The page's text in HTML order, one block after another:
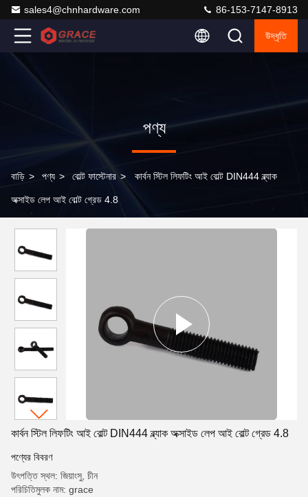
sales4@chnhardware.com 86-153-7147-8913
উদ্ধৃতি
পণ্য
বাড়ি > পণ্য > বোল্ট ফাস্টেনার > কার্বন স্টিল লিফটিং আই বোল্ট DIN444 ব্ল্যাক
অক্সাইড লেপ আই বোল্ট গ্রেড 4.8
কার্বন স্টিল লিফটিং আই বোল্ট DIN444 ব্ল্যাক অক্সাইড লেপ আই বোল্ট গ্রেড 4.8
পণ্যের বিবরণ
উৎপত্তি স্থল: জিয়াংসু, চীন
পরিচিতিমুলক নাম: grace